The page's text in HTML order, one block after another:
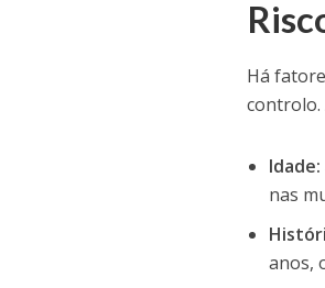
Há
controlo.
Idade:
nas
anos,